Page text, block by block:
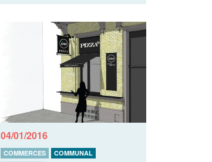
04/01/2016
COMMERCES
COMMUNAL